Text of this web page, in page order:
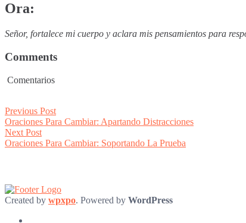
Ora:
Señor, fortalece mi cuerpo y aclara mis pensamientos para
Comments
Comentarios
Post
navigation
Previous PostPrevious
post:
Oraciones Para Cambiar: Apartando Distracciones
Next PostNext
post:
Oraciones Para Cambiar: Soportando La Prueba
Created by wpxpo. Powered by WordPress